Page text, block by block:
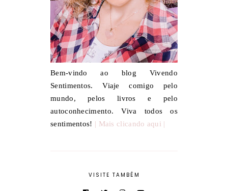
Bem-vindo ao blog Vivendo
Sentimentos. Viaje comigo pelo
mundo, pelos livros e pelo
autoconhecimento. Viva todos os
sentimentos! | Mais clicando aqui |
VISITE TAMBÉM